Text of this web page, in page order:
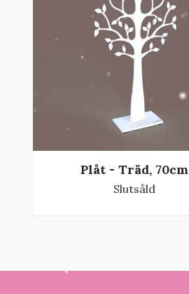
Plåt - Träd, 70cm
Slutsåld